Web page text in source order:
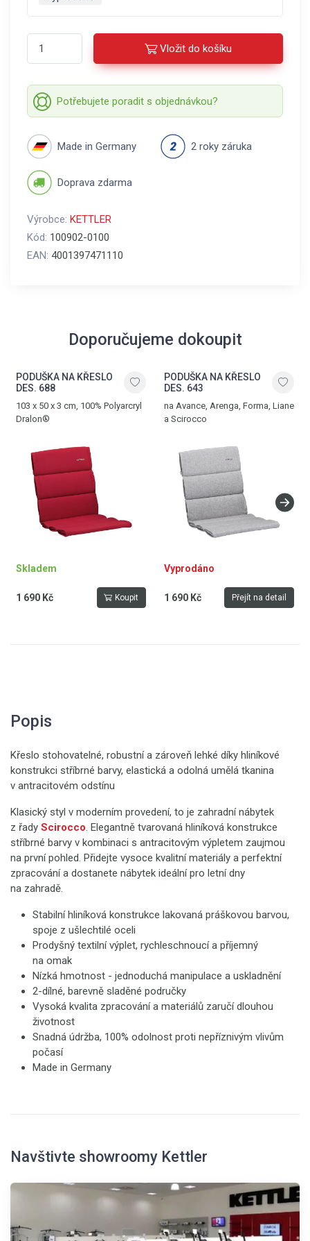
Vložit do košíku
Potřebujete poradit s objednávkou?
Made in Germany 2 roky záruka
Doprava zdarma
Výrobce: KETTLER
Kód: 100902-0100
EAN: 4001397471110
Doporučujeme dokoupit
PODUŠKA NA KŘESLO
DES. 688
103 x 50 x 3 cm, 100% Polyarcryl
Dralon®
Skladem
1 690 Kč Koupit
PODUŠKA NA KŘESLO
DES. 643
na Avance, Arenga, Forma, Liane
a Scirocco
Vyprodáno
1 690 Kč Přejít na detail
Popis
Křeslo stohovatelné, robustní a zároveň lehké díky hliníkové
konstrukci stříbrné barvy, elastická a odolná umělá tkanina
v antracitovém odstínu
Klasický styl v moderním provedení, to je zahradní nábytek
z řady Scirocco. Elegantně tvarovaná hliníková konstrukce
stříbrné barvy v kombinaci s antracitovým výpletem zaujmou
na první pohled. Přidejte vysoce kvalitní materiály a perfektní
zpracování a dostanete nábytek ideální pro letní dny
na zahradě.
Stabilní hliníková konstrukce lakovaná práškovou barvou,
spoje z ušlechtilé oceli
Prodyšný textilní výplet, rychleschnoucí a příjemný
na omak
Nízká hmotnost - jednoduchá manipulace a uskladnění
2-dílné, barevně sladěné područky
Vysoká kvalita zpracování a materiálů zaručí dlouhou
životnost
Snadná údržba, 100% odolnost proti nepříznivým vlivům
počasí
Made in Germany
Navštivte showroomy Kettler